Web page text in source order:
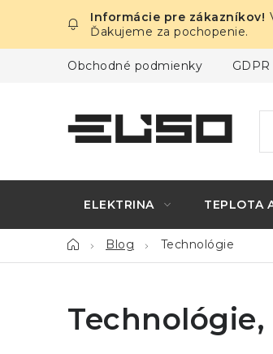
obsah
Ďakujeme za pochopenie.
Obchodné podmienky GDPR
ELEKTRINA TEPLOTA
Domov
Blog Technológie
Technológie